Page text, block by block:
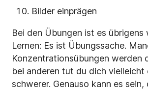
Bilder einprägen
Bei den Übungen ist es übrigens
Lernen: Es ist Übungssache.
Konzentrationsübungen werden
bei anderen tut du dich vielleicht
schwerer. Genauso kann es sein,